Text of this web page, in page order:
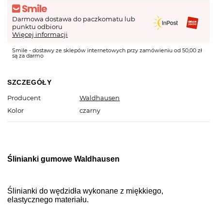
Darmowa dostawa do paczkomatu lub
punktu odbioru
Więcej informacji
Smile - dostawy ze sklepów internetowych przy zamówieniu od 50,00 zł
są za darmo
SZCZEGÓŁY
Producent
Waldhausen
Kolor
czarny
Ślinianki gumowe Waldhausen
Ślinianki do wędzidła wykonane z miękkiego,
elastycznego materiału.